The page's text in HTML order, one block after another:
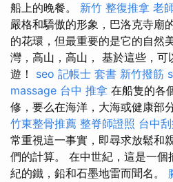
船上的晚餐。 新竹 整復推拿 老
嚴格和驕傲的形象，巴洛克寺廟
的花環，但最重要的是它的自然
灣，高山，高山， 基於這些，可
遊！ seo 記帳士 套書 新竹撥筋
massage 台中 推拿 在船隻的各
修，要么在海洋，大海或健康部
竹東整骨推薦 整脊師證照 台中
常重視這一事實，即尋求放鬆和
們的計算。 在中世紀，這是一個
紀的鐵，鉛和石墨地雷而聞名。